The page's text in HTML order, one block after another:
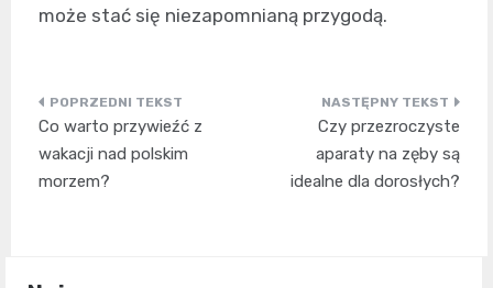
może stać się niezapomnianą przygodą.
Nawigacja
wpisu
Co warto przywieźć z
wakacji nad polskim
morzem?
Czy przezroczyste
aparaty na zęby są
idealne dla dorosłych?